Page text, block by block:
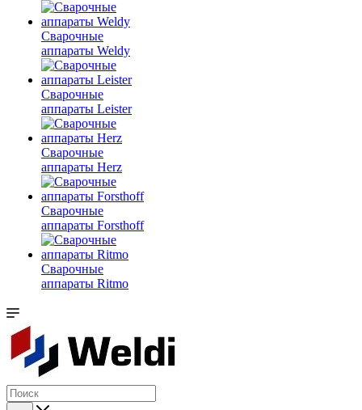
Сварочные
аппараты Weldy
Сварочные
аппараты Leister
Сварочные
аппараты Herz
Сварочные
аппараты Forsthoff
Сварочные
аппараты Ritmo